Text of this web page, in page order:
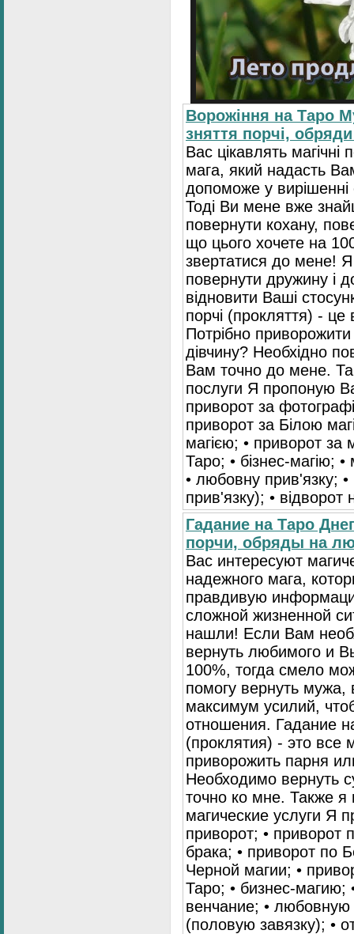
Ворожіння на Таро
зняття порчі,
Вас цікавлять
мага, який надасть
допоможе у вирішенні
Тоді Ви мене вже
повернути кохану,
що цього хочете на
звертатися до мене!
повернути дружину і
відновити Ваші
порчі (прокляття) - це
Потрібно
дівчину? Необхідно
Вам точно до мене.
послуги Я пропоную
приворот за
приворот за Білою
магією; • приворот за
Таро; • бізнес-магію;
• любовну прив'язку; •
прив'язку); • відворот
Гадание на Таро
порчи, обряды на
Вас интересуют
надежного мага,
правдивую
сложной жизненной
нашли! Если Вам
вернуть любимого и
100%, тогда смело
помогу вернуть мужа,
максимум усилий,
отношения. Гадание
(проклятия) - это все
приворожить парня
Необходимо вернуть
точно ко мне. Также
магические услуги Я
приворот; • приворот
брака; • приворот по
Черной магии; •
Таро; • бизнес-магию;
венчание; • любовную
(половую завязку); •